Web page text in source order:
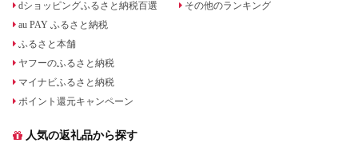
dショッピングふるさと納税百選
au PAY ふるさと納税
ふるさと本舗
ヤフーのふるさと納税
マイナビふるさと納税
ポイント還元キャンペーン
その他のランキング
人気の返礼品から探す